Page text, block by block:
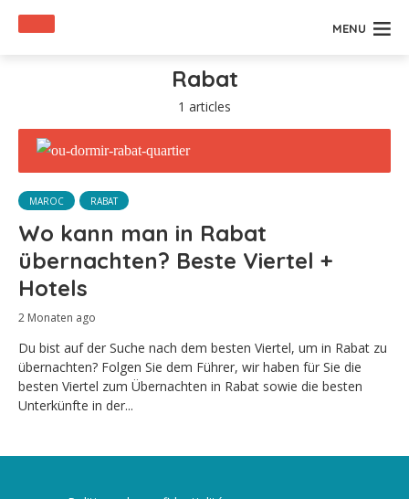
MENU
Rabat
1 articles
MAROC RABAT
Wo kann man in Rabat
übernachten? Beste Viertel +
Hotels
2 Monaten ago
Du bist auf der Suche nach dem besten Viertel, um in Rabat zu
übernachten? Folgen Sie dem Führer, wir haben für Sie die
besten Viertel zum Übernachten in Rabat sowie die besten
Unterkünfte in der...